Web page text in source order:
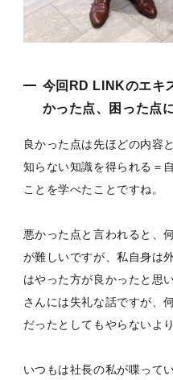
今回RD LINKのエキ
かった点、困った点
良かった点は先ほどの内容
知らない知識を得られる＝
ことを学べたことですね。
悪かった点と言われると、
が難しいですが、私自身は
はやった方が良かったと思
さんには失礼な話ですが、
だったとしてもやらないよ
いつもは社長の私が喋って